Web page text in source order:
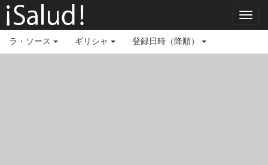
ラ・ソース
ギリシャ 登録日時（降順）